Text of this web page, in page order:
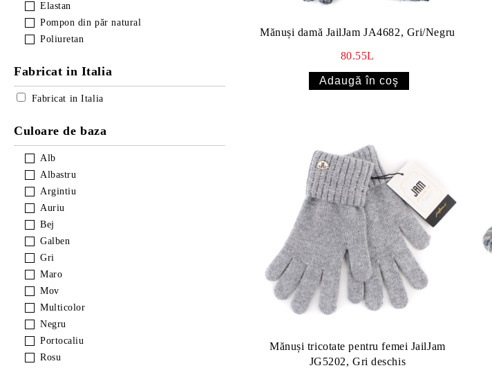
Elastan
Pompon din păr natural
Poliuretan
Fabricat in Italia
Fabricat in Italia
Culoare de baza
Alb
Albastru
Argintiu
Auriu
Bej
Galben
Gri
Maro
Mov
Multicolor
Negru
Portocaliu
Rosu
Mănuși damă JailJam JA4682, Gri/Negru
80.55L
Mănuși tricotate pentru femei JailJam
JG5202, Gri deschis